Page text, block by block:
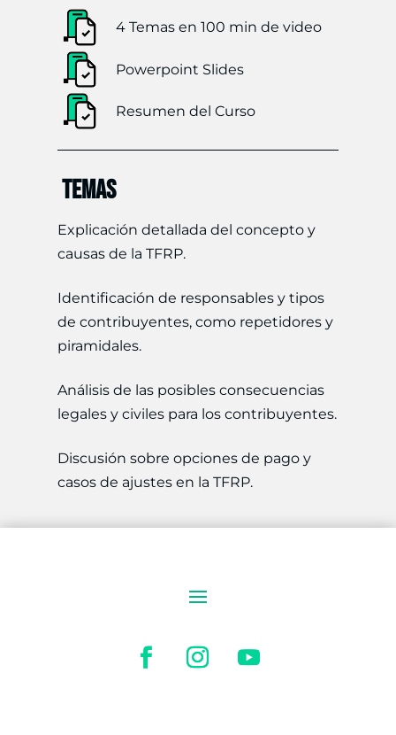
4 Temas en 100 min de video
Powerpoint Slides
Resumen del Curso
TEMAS
Explicación detallada del concepto y
causas de la TFRP.
Identificación de responsables y tipos
de contribuyentes, como repetidores y
piramidales.
Análisis de las posibles consecuencias
legales y civiles para los contribuyentes.
Discusión sobre opciones de pago y
casos de ajustes en la TFRP.